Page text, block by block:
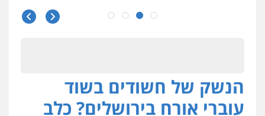
עו"ד שלומי שרון
פלילי צבאי מעצרים וחקירות
הנשק של חשודים בשוד
עוברי אורח בירושלים? כלב